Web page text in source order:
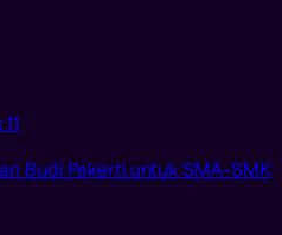
Budi Pekerti untuk SMA-SMK